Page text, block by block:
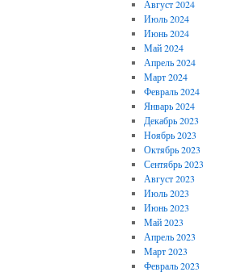
Август 2024
Июль 2024
Июнь 2024
Май 2024
Апрель 2024
Март 2024
Февраль 2024
Январь 2024
Декабрь 2023
Ноябрь 2023
Октябрь 2023
Сентябрь 2023
Август 2023
Июль 2023
Июнь 2023
Май 2023
Апрель 2023
Март 2023
Февраль 2023